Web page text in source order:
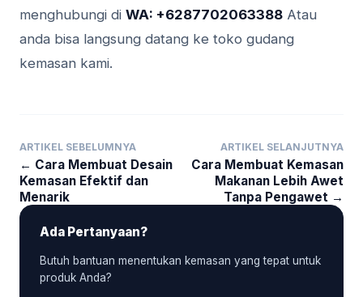
menghubungi di WA: +6287702063388 Atau
anda bisa langsung datang ke toko gudang
kemasan kami.
ARTIKEL SEBELUMNYA
← Cara Membuat Desain
Kemasan Efektif dan
Menarik
ARTIKEL SELANJUTNYA
Cara Membuat Kemasan
Makanan Lebih Awet
Tanpa Pengawet →
Ada Pertanyaan?
Butuh bantuan menentukan kemasan yang tepat untuk
produk Anda?